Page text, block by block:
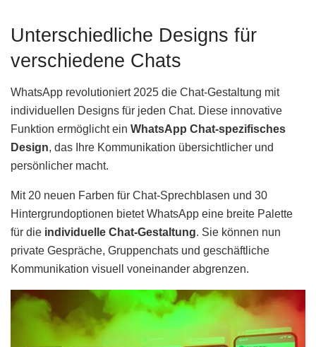
Unterschiedliche Designs für
verschiedene Chats
WhatsApp revolutioniert 2025 die Chat-Gestaltung mit
individuellen Designs für jeden Chat. Diese innovative
Funktion ermöglicht ein WhatsApp Chat-spezifisches
Design, das Ihre Kommunikation übersichtlicher und
persönlicher macht.
Mit 20 neuen Farben für Chat-Sprechblasen und 30
Hintergrundoptionen bietet WhatsApp eine breite Palette
für die individuelle Chat-Gestaltung. Sie können nun
private Gespräche, Gruppenchats und geschäftliche
Kommunikation visuell voneinander abgrenzen.